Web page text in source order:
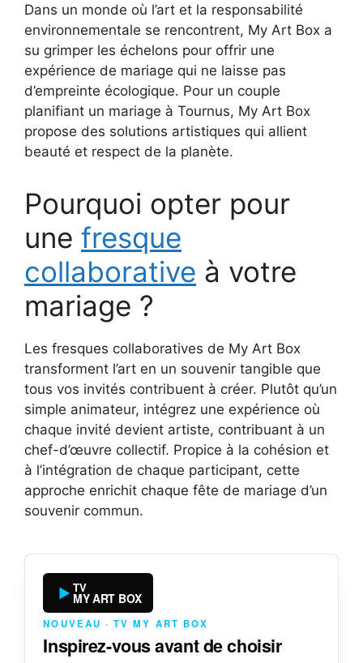
Dans un monde où l’art et la responsabilité
environnementale se rencontrent, My Art Box a
su grimper les échelons pour offrir une
expérience de mariage qui ne laisse pas
d’empreinte écologique. Pour un couple
planifiant un mariage à Tournus, My Art Box
propose des solutions artistiques qui allient
beauté et respect de la planète.
Pourquoi opter pour
une fresque
collaborative à votre
mariage ?
Les fresques collaboratives de My Art Box
transforment l’art en un souvenir tangible que
tous vos invités contribuent à créer. Plutôt qu’un
simple animateur, intégrez une expérience où
chaque invité devient artiste, contribuant à un
chef-d’œuvre collectif. Propice à la cohésion et
à l’intégration de chaque participant, cette
approche enrichit chaque fête de mariage d’un
souvenir commun.
TV
MY ART BOX
NOUVEAU · TV MY ART BOX
Inspirez-vous avant de choisir